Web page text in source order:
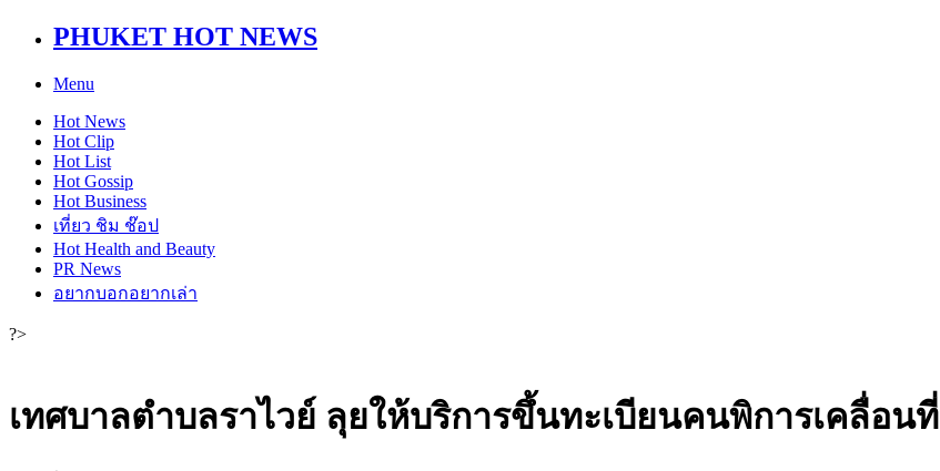
PHUKET HOT NEWS
Menu
Hot News
Hot Clip
Hot List
Hot Gossip
Hot Business
เที่ยว ชิม ช๊อป
Hot Health and Beauty
PR News
อยากบอกอยากเล่า
?>
เทศบาลตำบลราไวย์ ลุยให้บริการขึ้นทะเบียนคนพิการเคลื่อนที่